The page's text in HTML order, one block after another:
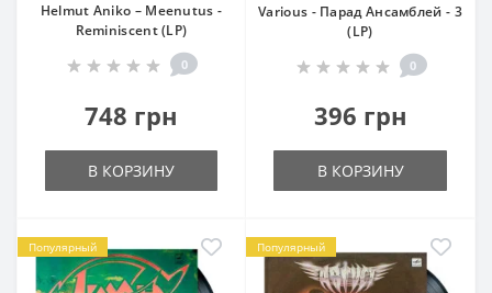
Helmut Aniko – Meenutus -
Reminiscent (LP)
0
748 грн
В КОРЗИНУ
Various - Парад Ансамблей - 3
(LP)
0
396 грн
В КОРЗИНУ
Популярный Популярный